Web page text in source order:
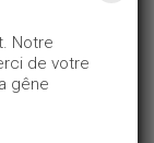
Notre
de votre
gêne